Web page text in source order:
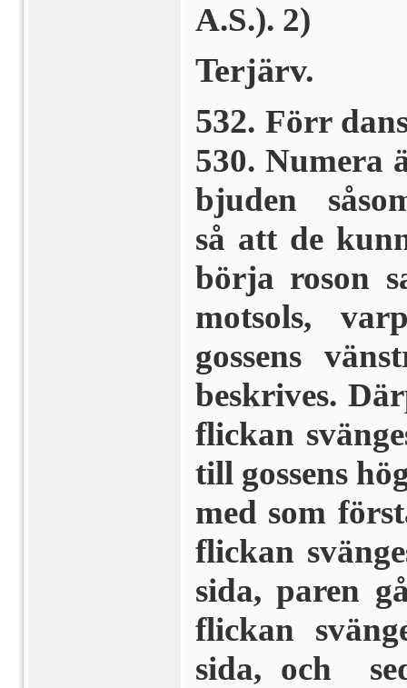
A.S.). 2)
Terjärv.
532. Förr
530. Numera
bjuden
så att de
börja roson
motsols,
gossens
beskrives.
flickan
till gossens
med som
flickan
sida, paren
flickan
sida, och